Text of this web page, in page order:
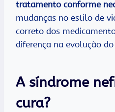
tratamento conforme
mudanças no estilo de
correto dos
diferença na evolução
A síndrome
cura?